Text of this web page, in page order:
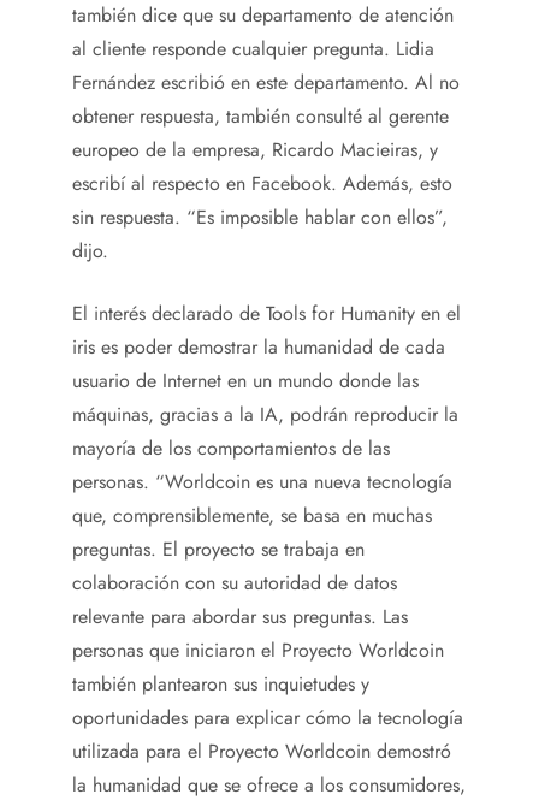
también dice que su departamento de atención
al cliente responde cualquier pregunta. Lidia
Fernández escribió en este departamento. Al no
obtener respuesta, también consulté al gerente
europeo de la empresa, Ricardo Macieiras, y
escribí al respecto en Facebook. Además, esto
sin respuesta. “Es imposible hablar con ellos”,
dijo.
El interés declarado de Tools for Humanity en el
iris es poder demostrar la humanidad de cada
usuario de Internet en un mundo donde las
máquinas, gracias a la IA, podrán reproducir la
mayoría de los comportamientos de las
personas. “Worldcoin es una nueva tecnología
que, comprensiblemente, se basa en muchas
preguntas. El proyecto se trabaja en
colaboración con su autoridad de datos
relevante para abordar sus preguntas. Las
personas que iniciaron el Proyecto Worldcoin
también plantearon sus inquietudes y
oportunidades para explicar cómo la tecnología
utilizada para el Proyecto Worldcoin demostró
la humanidad que se ofrece a los consumidores,